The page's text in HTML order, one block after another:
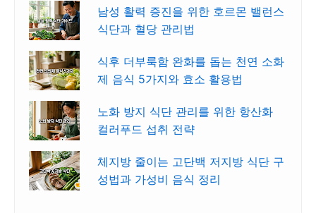
남성 활력 증진을 위한 호르몬 밸런스
식단과 혈당 관리법
식후 더부룩함 완화를 돕는 천연 소화
제 음식 5가지와 효소 활용법
노화 방지 식단 관리를 위한 항산화
컬러푸드 섭취 전략
체지방 줄이는 고단백 저지방 식단 구
성법과 가성비 음식 정리